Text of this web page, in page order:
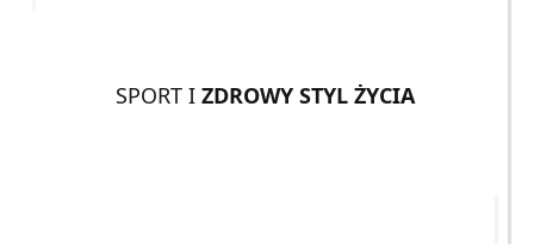
SPORT I ZDROWY STYL ŻYCIA